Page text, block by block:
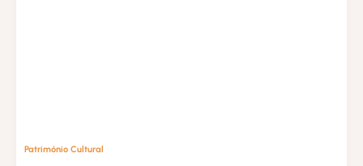
Património Cultural